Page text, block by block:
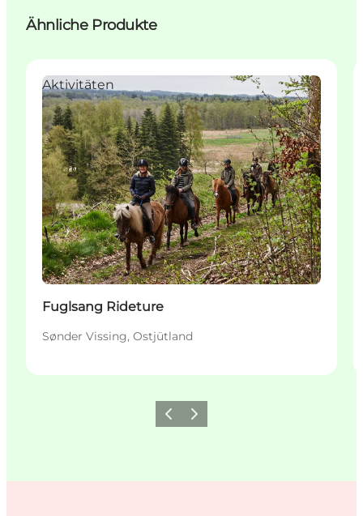
Ähnliche Produkte
Aktivitäten
Fuglsang Rideture
Sønder Vissing, Ostjütland
ZurückWeiter